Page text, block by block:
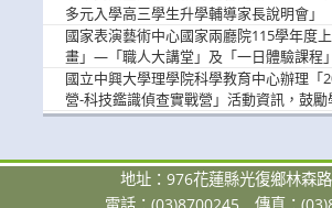
多元入學高三學生升學輔導家長說明會」
國家表演藝術中心國家兩廳院115學年度
畫」—「職人大講堂」及「一日體驗課程
參與。
國立中興大學理學院科學教育中心辦理「
營-科技鑑識偵查實戰營」活動資訊，鼓
加。
地址：976花蓮縣光復鄉林森